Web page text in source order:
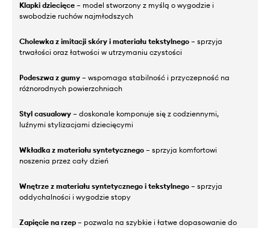
Klapki dziecięce – model stworzony z myślą o wygodzie i
swobodzie ruchów najmłodszych
Cholewka z imitacji skóry i materiału tekstylnego – sprzyja
trwałości oraz łatwości w utrzymaniu czystości
Podeszwa z gumy – wspomaga stabilność i przyczepność na
różnorodnych powierzchniach
Styl casualowy – doskonale komponuje się z codziennymi,
luźnymi stylizacjami dziecięcymi
Wkładka z materiału syntetycznego – sprzyja komfortowi
noszenia przez cały dzień
Wnętrze z materiału syntetycznego i tekstylnego – sprzyja
oddychalności i wygodzie stopy
Zapięcie na rzep – pozwala na szybkie i łatwe dopasowanie do